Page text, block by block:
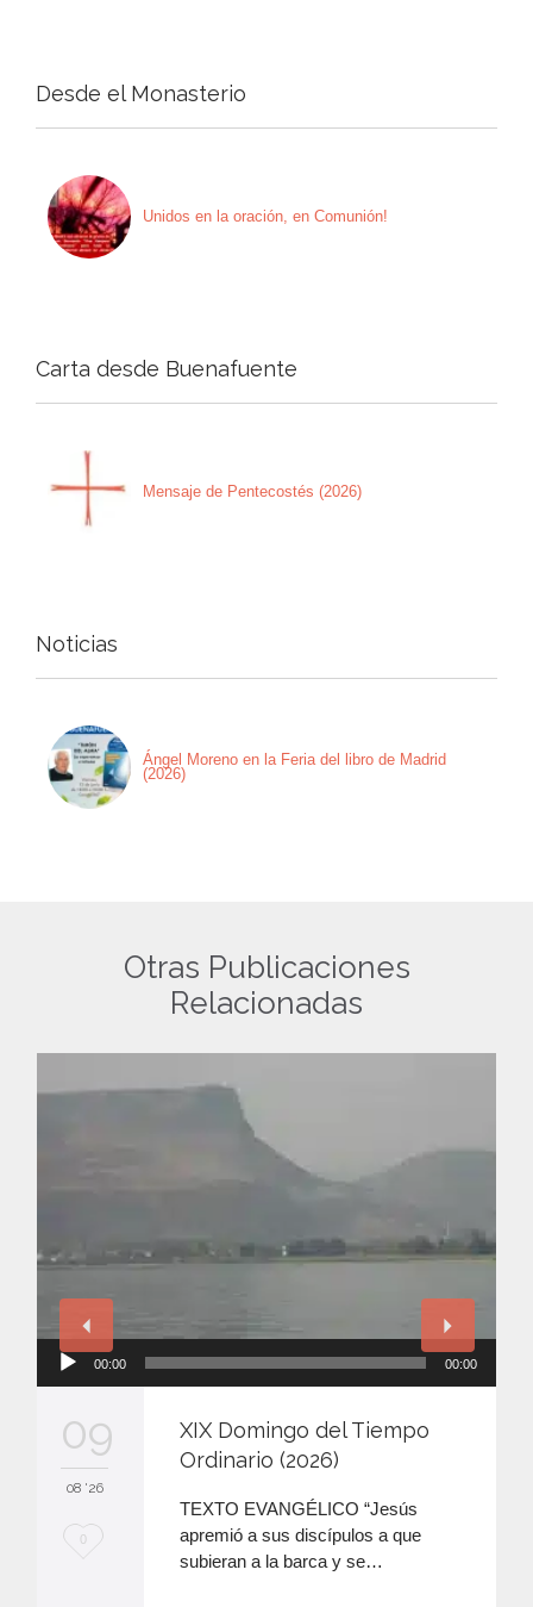
Desde el Monasterio
Unidos en la oración, en Comunión!
Carta desde Buenafuente
Mensaje de Pentecostés (2026)
Noticias
Ángel Moreno en la Feria del libro de Madrid
(2026)
Otras Publicaciones
Relacionadas
00:00 00:00
09
08 '26
M
0
XIX Domingo del Tiempo
Ordinario (2026)
TEXTO EVANGÉLICO “Jesús
apremió a sus discípulos a que
subieran a la barca y se…